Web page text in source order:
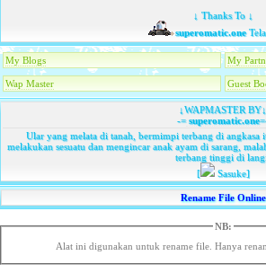
↓ Thanks To ↓
superomatic.oneTelah
My Blogs My
Wap Master Guest
↓WAPMASTER BY↓
-=superomatic.one
Ular yang melata di tanah, bermimpi terbang di
melakukan sesuatu dan mengincar anak ayam di sarang,
terbang tinggi di
[
Sasuke]
Rename File Online
NB:
Alat ini digunakan untuk rename file. Hanya